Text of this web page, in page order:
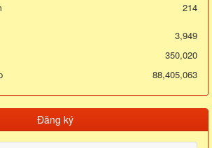
214
3,949
350,020
88,405,063
Đăng ký